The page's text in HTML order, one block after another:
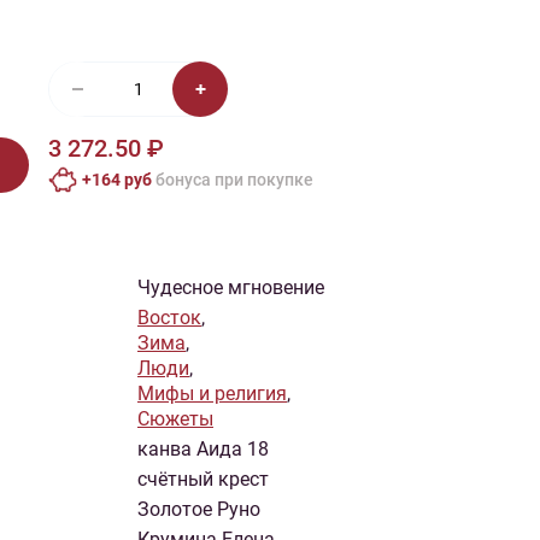
Платье Плед
3 272.50 ₽
+164 руббонусa при покупке
Чудесное мгновение
Восток,
Зима,
Люди,
Мифы и религия,
Сюжеты
канва Аида 18
счётный крест
Золотое Руно